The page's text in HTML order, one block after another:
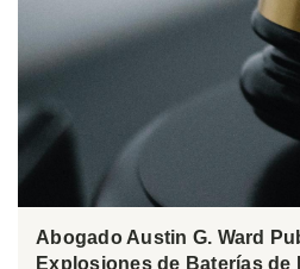
Abogado Austin G. Ward
Explosiones de Baterías de